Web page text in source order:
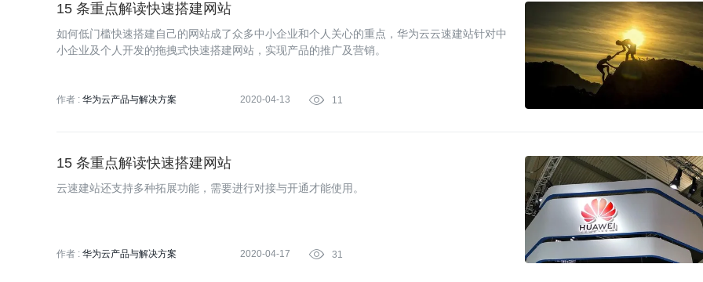
15 条重点解读快速搭建网站
如何低门槛快速搭建自己的网站成了众多中小企业和个人关心的重点，华为云云速建站针对中
小企业及个人开发的拖拽式快速搭建网站，实现产品的推广及营销。
作者 : 华为云产品与解决方案 2020-04-13  11
15 条重点解读快速搭建网站
云速建站还支持多种拓展功能，需要进行对接与开通才能使用。
作者 : 华为云产品与解决方案 2020-04-17  31